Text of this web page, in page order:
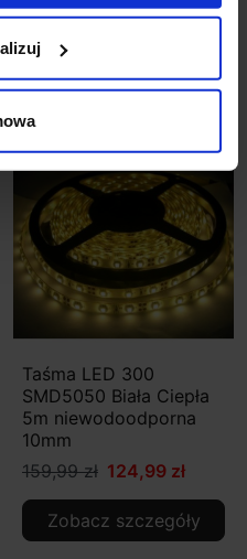
89,00 zł
Promocja
Taśma LED 300
SMD5050 Biała Ciepła
5m niewodoodporna
10mm
159,99 zł 124,99 zł
Zobacz szczegóły